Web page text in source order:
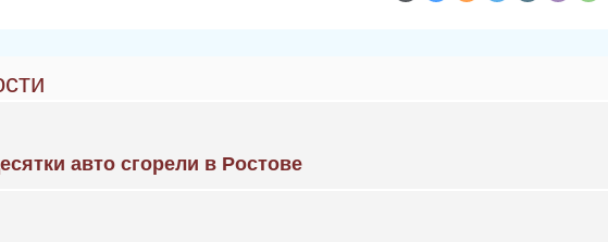
авто сгорели в Ростове